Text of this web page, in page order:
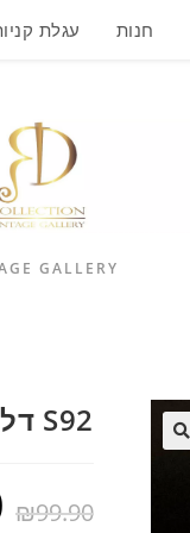
חנות עגלת
GALLERY
S92 דלי אמייל
₪99.90